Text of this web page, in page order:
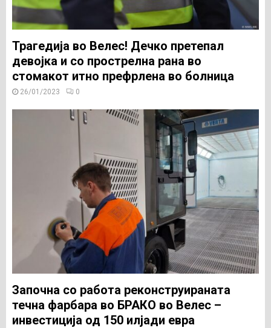
Трагедија во Велес! Дечко претепал
девојка и со прострелна рана во
стомакот итно префрлена во болница
26/01/2023 0
Започна со работа реконструираната
течна фарбара во БРАКО во Велес –
инвестиција од 150 илјади евра